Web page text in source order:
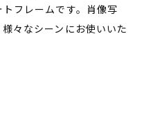
フレームです。肖像写
々なシーンにお使いいた